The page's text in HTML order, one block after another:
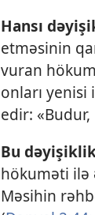
Hansı
etməsinin
vuran
onları yenisi
edir:
Bu
hökuməti ilə
Məsihin